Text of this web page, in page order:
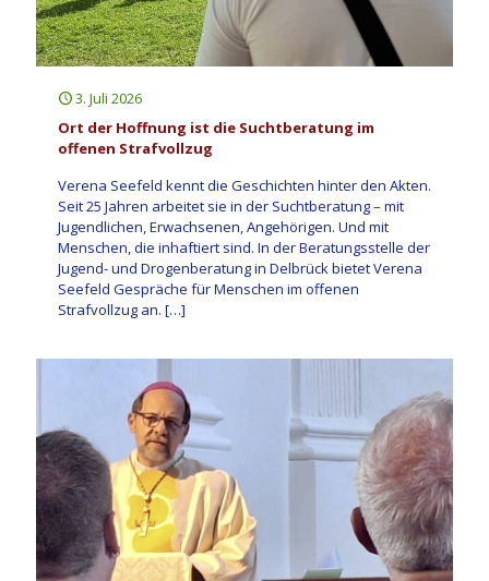
3. Juli 2026
Ort der Hoffnung ist die Suchtberatung im
offenen Strafvollzug
Verena Seefeld kennt die Geschichten hinter den Akten.
Seit 25 Jahren arbeitet sie in der Suchtberatung – mit
Jugendlichen, Erwachsenen, Angehörigen. Und mit
Menschen, die inhaftiert sind. In der Beratungsstelle der
Jugend- und Drogenberatung in Delbrück bietet Verena
Seefeld Gespräche für Menschen im offenen
Strafvollzug an. […]